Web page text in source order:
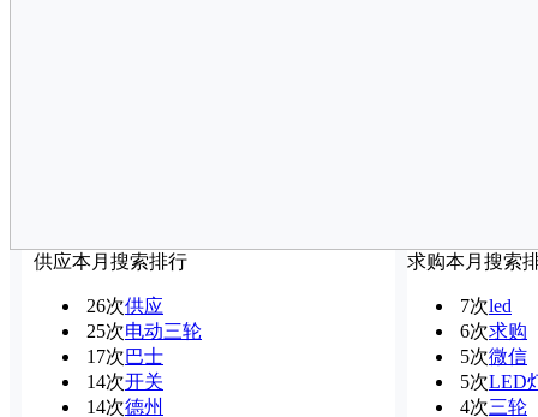
供应本月搜索排行
26次供应
25次电动三轮
17次巴士
14次开关
14次德州
求购本月搜索
7次led
6次求购
5次微信
5次LED
4次三轮